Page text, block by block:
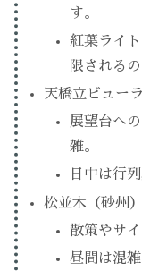
す。
紅葉ライ
限される
天橋立ビュー
展望台へ
雑。
日中は行列
松並木（砂州）
散策やサ
昼間は混